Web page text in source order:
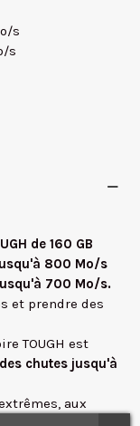
s
s
de 160 GB
800 Mo/s
700 Mo/s.
et prendre des
TOUGH est
chutes jusqu'à
aux
✕